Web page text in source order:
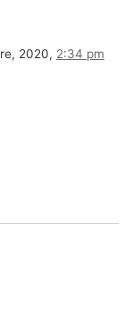
2020, 2:34 pm